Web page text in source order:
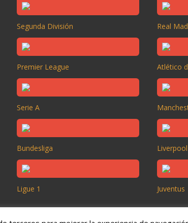
Segunda División
Premier League
Serie A
Bundesliga
Ligue 1
Real
Atlético
Liverpool
Juventus